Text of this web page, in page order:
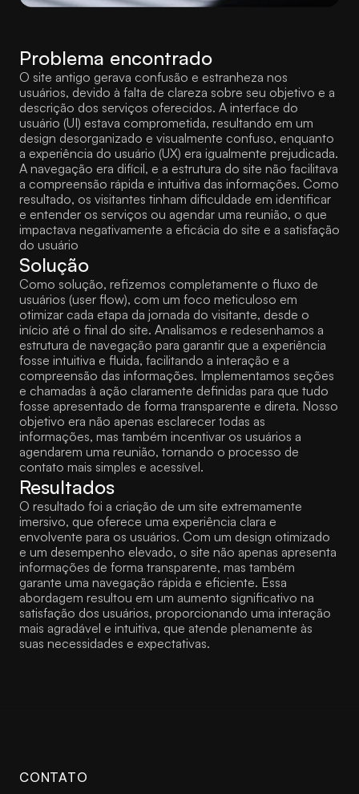
Problema encontrado
O site antigo gerava confusão e estranheza nos
usuários, devido à falta de clareza sobre seu objetivo e a
descrição dos serviços oferecidos. A interface do
usuário (UI) estava comprometida, resultando em um
design desorganizado e visualmente confuso, enquanto
a experiência do usuário (UX) era igualmente prejudicada.
A navegação era difícil, e a estrutura do site não facilitava
a compreensão rápida e intuitiva das informações. Como
resultado, os visitantes tinham dificuldade em identificar
e entender os serviços ou agendar uma reunião, o que
impactava negativamente a eficácia do site e a satisfação
do usuário
Solução
Como solução, refizemos completamente o fluxo de
usuários (user flow), com um foco meticuloso em
otimizar cada etapa da jornada do visitante, desde o
início até o final do site. Analisamos e redesenhamos a
estrutura de navegação para garantir que a experiência
fosse intuitiva e fluida, facilitando a interação e a
compreensão das informações. Implementamos seções
e chamadas à ação claramente definidas para que tudo
fosse apresentado de forma transparente e direta. Nosso
objetivo era não apenas esclarecer todas as
informações, mas também incentivar os usuários a
agendarem uma reunião, tornando o processo de
contato mais simples e acessível.
Resultados
O resultado foi a criação de um site extremamente
imersivo, que oferece uma experiência clara e
envolvente para os usuários. Com um design otimizado
e um desempenho elevado, o site não apenas apresenta
informações de forma transparente, mas também
garante uma navegação rápida e eficiente. Essa
abordagem resultou em um aumento significativo na
satisfação dos usuários, proporcionando uma interação
mais agradável e intuitiva, que atende plenamente às
suas necessidades e expectativas.
CONTATO